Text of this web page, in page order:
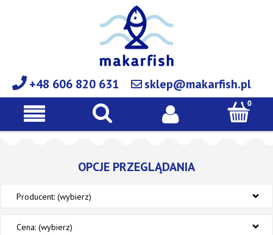
+48 606 820 631 sklep@makarfish.pl
OPCJE PRZEGLĄDANIA
Producent: (wybierz)
Cena: (wybierz)